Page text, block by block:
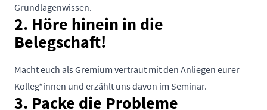
Grundlagenwissen.
2. Höre hinein in die
Belegschaft!
Macht euch als Gremium vertraut mit den Anliegen eurer
Kolleg*innen und erzählt uns davon im Seminar.
3. Packe die Probleme